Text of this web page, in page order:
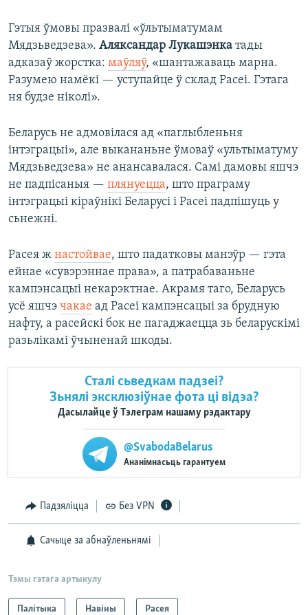
Гэтыя ўмовы празвалі «ўльтыматумам
Мядзьведзева». Аляксандар Лукашэнка тады
адказаў жорстка: маўляў, «шантажаваць марна.
Разумею намёкі — уступайце ў склад Расеі. Гэтага
ня будзе ніколі».
Беларусь не адмовілася ад «паглыбленьня
інтэграцыі», але выкананьне ўмоваў «ультыматуму
Мядзьведзева» не анансавалася. Самі дамовы яшчэ
не падпісаныя — плянуецца, што праграму
інтэграцыі кіраўнікі Беларусі і Расеі падпішуць у
сьнежні.
Расея ж настойвае, што падатковы манэўр — гэта
ейнае «сувэрэннае права», а патрабаваньне
кампэнсацыі некарэктнае. Акрамя таго, Беларусь
усё яшчэ чакае ад Расеі кампэнсацыі за брудную
нафту, а расейскі бок не пагаджаецца зь беларускімі
разьлікамі ўчыненай шкоды.
Сталі сьведкам падзеі?
Зьнялі эксклюзіўнае фота ці відэа?
Дасылайце ў Тэлеграм нашаму рэдактару
@SvabodaBelarus
Ананімнасьць гарантуем
Падзяліцца Без VPN
Сачыце за абнаўленьнямі
Тэмы гэтага артыкулу
Палітыка Навіны Расея